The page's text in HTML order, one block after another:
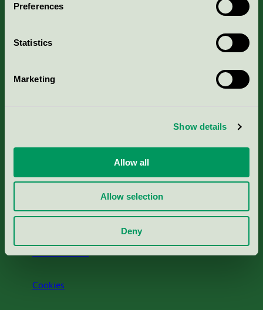
Preferences
Statistics
Marketing
Show details
Allow all
Allow selection
Deny
Portal för massa, papper & tryckerier
Press
Om oss
Jobba hos oss
Cookies